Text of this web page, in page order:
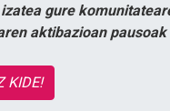
izatea gure
aktibazioan pausoak
KIDE!